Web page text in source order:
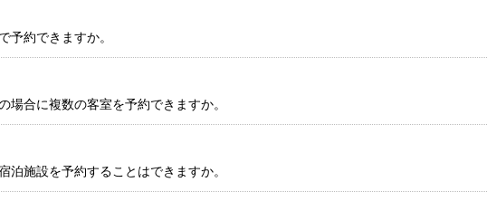
予約できますか。
場合に複数の客室を予約できますか。
泊施設を予約することはできますか。